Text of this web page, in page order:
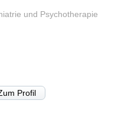
und Psychotherapie
Profil